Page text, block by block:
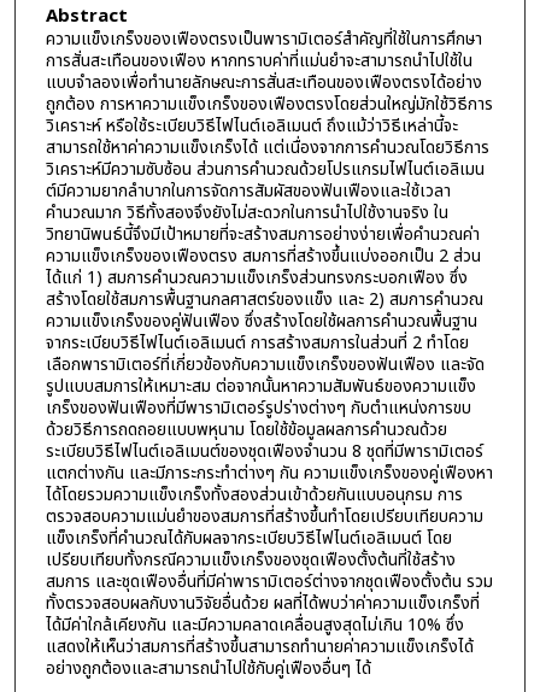
Abstract
ความแข็งเกร็งของเฟืองตรงเป็นพารามิเตอร์สำคัญที่ใช้ในการศึกษา
การสั่นสะเทือนของเฟือง หากทราบค่าที่แม่นยำจะสามารถนำไปใช้ใน
แบบจำลองเพื่อทำนายลักษณะการสั่นสะเทือนของเฟืองตรงได้อย่าง
ถูกต้อง การหาความแข็งเกร็งของเฟืองตรงโดยส่วนใหญ่มักใช้วิธีการ
วิเคราะห์ หรือใช้ระเบียบวิธีไฟไนต์เอลิเมนต์ ถึงแม้ว่าวิธีเหล่านี้จะ
สามารถใช้หาค่าความแข็งเกร็งได้ แต่เนื่องจากการคำนวณโดยวิธีการ
วิเคราะห์มีความซับซ้อน ส่วนการคำนวณด้วยโปรแกรมไฟไนต์เอลิเมน
ต์มีความยากลำบากในการจัดการสัมผัสของฟันเฟืองและใช้เวลา
คำนวณมาก วิธีทั้งสองจึงยังไม่สะดวกในการนำไปใช้งานจริง ใน
วิทยานิพนธ์นี้จึงมีเป้าหมายที่จะสร้างสมการอย่างง่ายเพื่อคำนวณค่า
ความแข็งเกร็งของเฟืองตรง สมการที่สร้างขึ้นแบ่งออกเป็น 2 ส่วน
ได้แก่ 1) สมการคำนวณความแข็งเกร็งส่วนทรงกระบอกเฟือง ซึ่ง
สร้างโดยใช้สมการพื้นฐานกลศาสตร์ของแข็ง และ 2) สมการคำนวณ
ความแข็งเกร็งของคู่ฟันเฟือง ซึ่งสร้างโดยใช้ผลการคำนวณพื้นฐาน
จากระเบียบวิธีไฟไนต์เอลิเมนต์ การสร้างสมการในส่วนที่ 2 ทำโดย
เลือกพารามิเตอร์ที่เกี่ยวข้องกับความแข็งเกร็งของฟันเฟือง และจัด
รูปแบบสมการให้เหมาะสม ต่อจากนั้นหาความสัมพันธ์ของความแข็ง
เกร็งของฟันเฟืองที่มีพารามิเตอร์รูปร่างต่างๆ กับตำแหน่งการขบ
ด้วยวิธีการถดถอยแบบพหุนาม โดยใช้ข้อมูลผลการคำนวณด้วย
ระเบียบวิธีไฟไนต์เอลิเมนต์ของชุดเฟืองจำนวน 8 ชุดที่มีพารามิเตอร์
แตกต่างกัน และมีภาระกระทำต่างๆ กัน ความแข็งเกร็งของคู่เฟืองหา
ได้โดยรวมความแข็งเกร็งทั้งสองส่วนเข้าด้วยกันแบบอนุกรม การ
ตรวจสอบความแม่นยำของสมการที่สร้างขึ้นทำโดยเปรียบเทียบความ
แข็งเกร็งที่คำนวณได้กับผลจากระเบียบวิธีไฟไนต์เอลิเมนต์ โดย
เปรียบเทียบทั้งกรณีความแข็งเกร็งของชุดเฟืองตั้งต้นที่ใช้สร้าง
สมการ และชุดเฟืองอื่นที่มีค่าพารามิเตอร์ต่างจากชุดเฟืองตั้งต้น รวม
ทั้งตรวจสอบผลกับงานวิจัยอื่นด้วย ผลที่ได้พบว่าค่าความแข็งเกร็งที่
ได้มีค่าใกล้เคียงกัน และมีความคลาดเคลื่อนสูงสุดไม่เกิน 10% ซึ่ง
แสดงให้เห็นว่าสมการที่สร้างขึ้นสามารถทำนายค่าความแข็งเกร็งได้
อย่างถูกต้องและสามารถนำไปใช้กับคู่เฟืองอื่นๆ ได้